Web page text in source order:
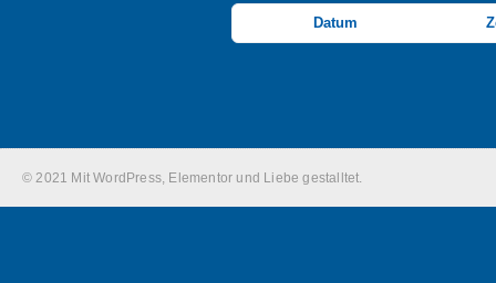
Datum
© 2021 Mit WordPress, Elementor und Liebe gestalltet.